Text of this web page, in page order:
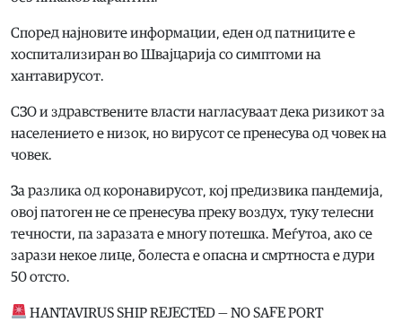
Според најновите информации, еден од патниците е
хоспитализиран во Швајцарија со симптоми на
хантавирусот.
СЗО и здравствените власти нагласуваат дека ризикот за
населението е низок, но вирусот се пренесува од човек на
човек.
За разлика од коронавирусот, кој предизвика пандемија,
овој патоген не се пренесува преку воздух, туку телесни
течности, па заразата е многу потешка. Меѓутоа, ако се
зарази некое лице, болеста е опасна и смртноста е дури
50 отсто.
HANTAVIRUS SHIP REJECTED — NO SAFE PORT